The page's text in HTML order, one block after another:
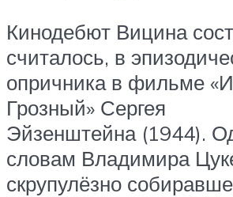
Кинодебют Вицина
считалось, в
опричника в фильме
Грозный» Сергея
Эйзенштейна (1944).
словам Владимира
скрупулёзно